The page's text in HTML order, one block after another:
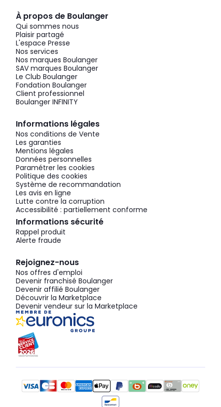
À propos de Boulanger
Qui sommes nous
Plaisir partagé
L'espace Presse
Nos services
Nos marques Boulanger
SAV marques Boulanger
Le Club Boulanger
Fondation Boulanger
Client professionnel
Boulanger INFINITY
Informations légales
Nos conditions de Vente
Les garanties
Mentions légales
Données personnelles
Paramétrer les cookies
Politique des cookies
Système de recommandation
Les avis en ligne
Lutte contre la corruption
Accessibilité : partiellement conforme
Informations sécurité
Rappel produit
Alerte fraude
Rejoignez-nous
Nos offres d'emploi
Devenir franchisé Boulanger
Devenir affilié Boulanger
Découvrir la Marketplace
Devenir vendeur sur la Marketplace